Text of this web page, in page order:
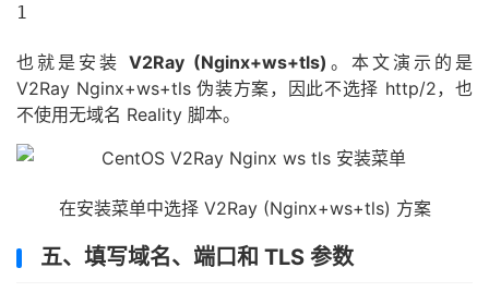
1
也就是安装V2Ray (Nginx+ws+tls) 。本文演示的是
V2Ray Nginx+ws+tls 伪装方案，因此不选择 http/2，也
不使用无域名 Reality 脚本。
在安装菜单中选择 V2Ray (Nginx+ws+tls) 方案
五、填写域名、端口和 TLS 参数